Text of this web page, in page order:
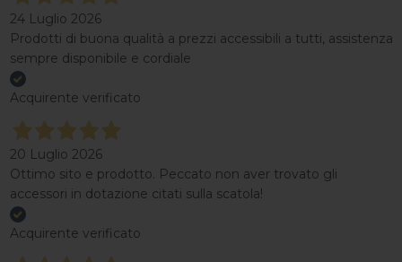
24 Luglio 2026
Prodotti di buona qualità a prezzi accessibili a tutti, assistenza
sempre disponibile e cordiale
Acquirente verificato
20 Luglio 2026
Ottimo sito e prodotto. Peccato non aver trovato gli
accessori in dotazione citati sulla scatola!
Acquirente verificato